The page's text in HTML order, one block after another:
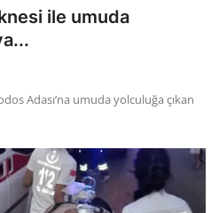
ile umuda
Adası’na umuda yolculuğa çıkan